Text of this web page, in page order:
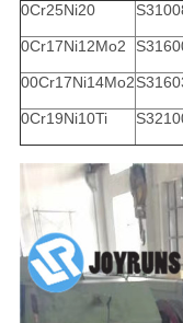
0Cr25Ni20
0Cr17Ni12Mo2
00Cr17Ni14Mo2
0Cr19Ni10Ti